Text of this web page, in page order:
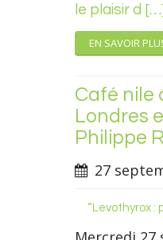
le plaisir d
EN SAVOIR
Café nile
Londres
Philippe
27
“Levothyrox :